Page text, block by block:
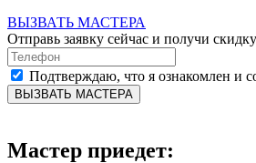
ВЫЗВАТЬ МАСТЕРА
Отправь заявку сейчас и получи
Подтверждаю, что я ознакомлен и
ВЫЗВАТЬ МАСТЕРА
Мастер приедет: